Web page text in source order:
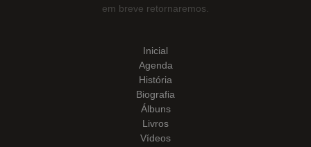
em breve retornaremos.
Inicial
Agenda
História
Biografia
Álbuns
Livros
Vídeos